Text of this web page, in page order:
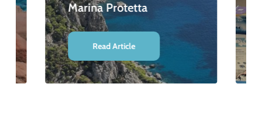
Marina Protetta
Read Article